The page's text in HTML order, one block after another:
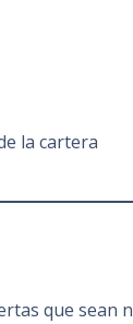
la cartera
que sean